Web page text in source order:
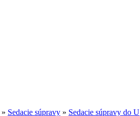
» Sedacie súpravy » Sedacie súpravy do U